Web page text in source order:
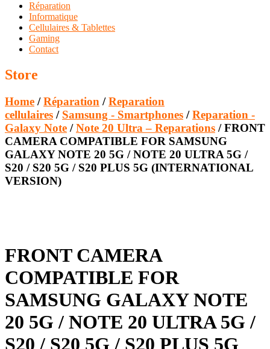
Réparation
Informatique
Cellulaires & Tablettes
Gaming
Contact
Store
Home /Réparation /Reparation
cellulaires / Samsung - Smartphones /Reparation -
Galaxy Note /Note 20 Ultra – Reparations / FRONT
CAMERA COMPATIBLE FOR SAMSUNG
GALAXY NOTE 20 5G / NOTE 20 ULTRA 5G /
S20 / S20 5G / S20 PLUS 5G (INTERNATIONAL
VERSION)
FRONT CAMERA
COMPATIBLE FOR
SAMSUNG GALAXY NOTE
20 5G / NOTE 20 ULTRA 5G /
S20 / S20 5G / S20 PLUS 5G